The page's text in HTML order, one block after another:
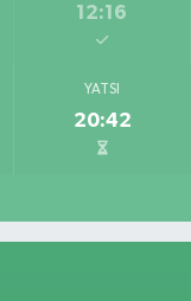
12:16
YATSI
20:42